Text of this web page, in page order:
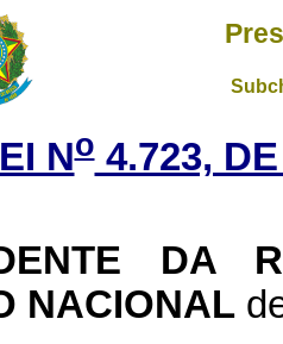
No4.723,
DA
NACIONAL